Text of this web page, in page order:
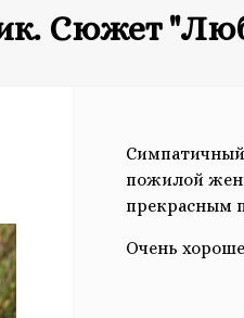
Сюжет
пожилой
прекрасным
Очень